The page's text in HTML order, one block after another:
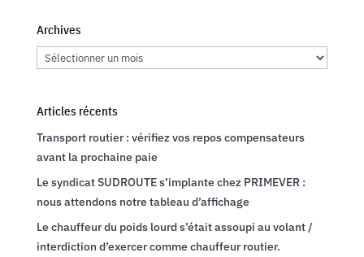
Archives
Archives
Articles récents
Transport routier : vérifiez vos repos compensateurs
avant la prochaine paie
Le syndicat SUDROUTE s’implante chez PRIMEVER :
nous attendons notre tableau d’affichage
Le chauffeur du poids lourd s’était assoupi au volant /
interdiction d’exercer comme chauffeur routier.